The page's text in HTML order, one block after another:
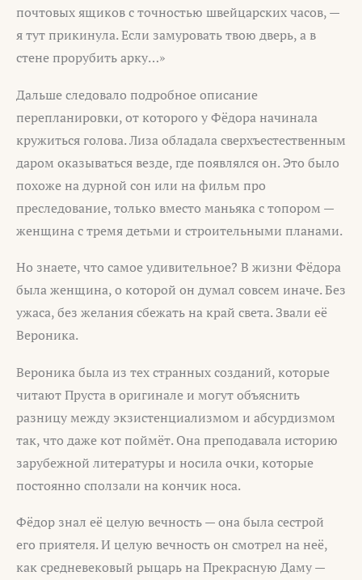
почтовых ящиков с точностью швейцарских часов, —
я тут прикинула. Если замуровать твою дверь, а в
стене прорубить арку…»
Дальше следовало подробное описание
перепланировки, от которого у Фёдора начинала
кружиться голова. Лиза обладала сверхъестественным
даром оказываться везде, где появлялся он. Это было
похоже на дурной сон или на фильм про
преследование, только вместо маньяка с топором —
женщина с тремя детьми и строительными планами.
Но знаете, что самое удивительное? В жизни Фёдора
была женщина, о которой он думал совсем иначе. Без
ужаса, без желания сбежать на край света. Звали её
Вероника.
Вероника была из тех странных созданий, которые
читают Пруста в оригинале и могут объяснить
разницу между экзистенциализмом и абсурдизмом
так, что даже кот поймёт. Она преподавала историю
зарубежной литературы и носила очки, которые
постоянно сползали на кончик носа.
Фёдор знал её целую вечность — она была сестрой
его приятеля. И целую вечность он смотрел на неё,
как средневековый рыцарь на Прекрасную Даму —